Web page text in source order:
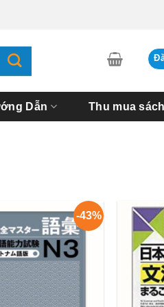
Dẫn Thu mua
-43%